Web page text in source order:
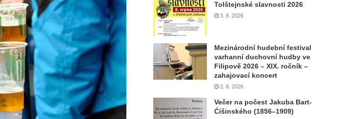
Tolštejnské slavnosti 2026
3. 8. 2026
Mezinárodní hudební festival
varhanní duchovní hudby ve
Filipově 2026 – XIX. ročník –
zahajovací koncert
2. 8. 2026
Večer na počest Jakuba Bart-
Ćišinského (1856–1909)